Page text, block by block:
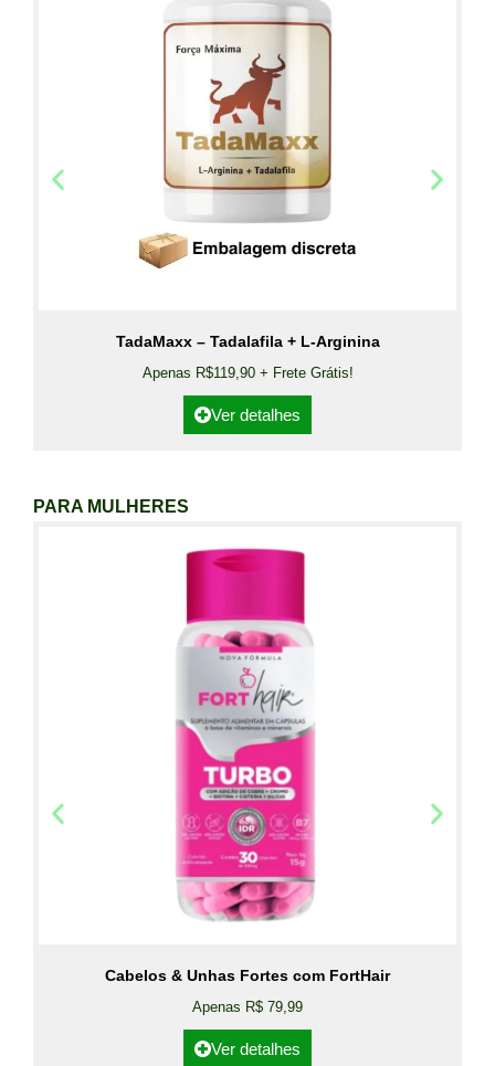
TadaMaxx – Tadalafila + L-Arginina
Apenas R$119,90 + Frete Grátis!
Ver detalhes
PARA MULHERES
Cabelos & Unhas Fortes com FortHair
Apenas R$ 79,99
Ver detalhes